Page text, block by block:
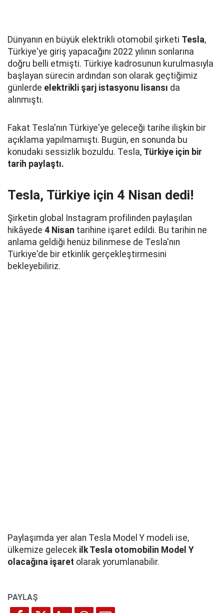
Dünyanın en büyük elektrikli otomobil şirketi Tesla,
Türkiye'ye giriş yapacağını 2022 yılının sonlarına
doğru belli etmişti. Türkiye kadrosunun kurulmasıyla
başlayan sürecin ardından son olarak geçtiğimiz
günlerde elektrikli şarj istasyonu lisansı da
alınmıştı.
Fakat Tesla'nın Türkiye'ye geleceği tarihe ilişkin bir
açıklama yapılmamıştı. Bugün, en sonunda bu
konudaki sessizlik bozuldu. Tesla, Türkiye için bir
tarih paylaştı.
Tesla, Türkiye için 4 Nisan dedi!
Şirketin global Instagram profilinden paylaşılan
hikâyede 4 Nisan tarihine işaret edildi. Bu tarihin ne
anlama geldiği henüz bilinmese de Tesla'nın
Türkiye'de bir etkinlik gerçekleştirmesini
bekleyebiliriz.
Paylaşımda yer alan Tesla Model Y modeli ise,
ülkemize gelecek ilk Tesla otomobilin Model Y
olacağına işaret olarak yorumlanabilir.